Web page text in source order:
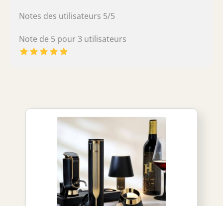
Notes des utilisateurs 5/5
Note de 5 pour 3 utilisateurs